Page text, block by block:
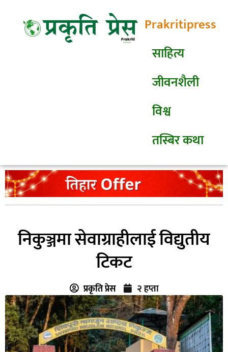
Prakritipress
साहित्य
जीवनशैली
विश्व
तस्बिर कथा
निकुञ्जमा सेवाग्राहीलाई विद्युतीय
टिकट
प्रकृति प्रेस २ हप्ता